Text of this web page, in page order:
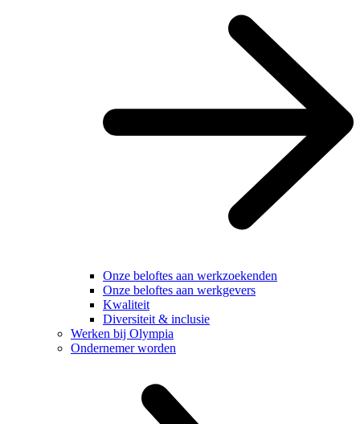
Onze beloftes aan werkzoekenden
Onze beloftes aan werkgevers
Kwaliteit
Diversiteit & inclusie
Werken bij Olympia
Ondernemer worden